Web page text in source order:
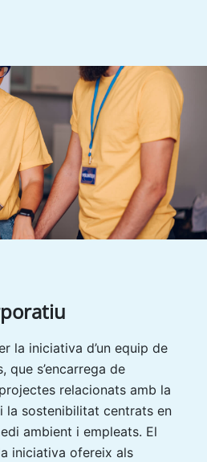
la iniciativa d’un equip de
que s’encarrega de
relacionats amb la
la sostenibilitat centrats en
ambient i empleats. El
iniciativa ofereix als